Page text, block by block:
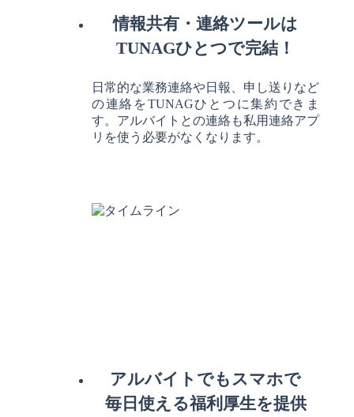
情報共有・連絡ツールは
TUNAGひとつで完結！
日常的な業務連絡や日報、申し送りなど
の連絡をTUNAGひとつに集約できま
す。アルバイトとの連絡も私用連絡アプ
リを使う必要がなくなります。
アルバイトでもスマホで
毎日使える福利厚生を提供